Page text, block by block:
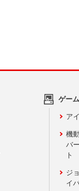
ゲー
ア
機
バ
ト
ジ
イ